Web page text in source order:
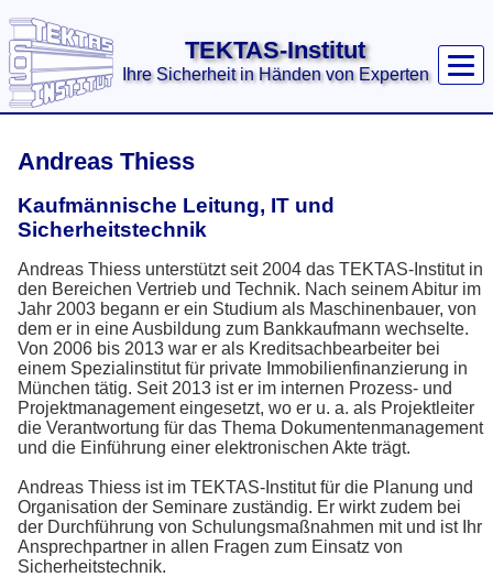
TEKTAS-Institut
Ihre Sicherheit in Händen von Experten
Home
Unsere Leistungen
Privatgutachten
Detektivausbildung
Fachkräfte für Schutz und
Sicherheit
Ermittlungen wegen
Diebstahlsverdacht
Seminare und Vorträge
Inhouse-Schulungen
Wissenstest
Bücher
Referenzen
Andreas Thiess
Kaufmännische Leitung, IT und
Sicherheitstechnik
Andreas Thiess unterstützt seit 2004 das TEKTAS-Institut in
den Bereichen Vertrieb und Technik. Nach seinem Abitur im
Jahr 2003 begann er ein Studium als Maschinenbauer, von
dem er in eine Ausbildung zum Bankkaufmann wechselte.
Von 2006 bis 2013 war er als Kreditsachbearbeiter bei
einem Spezialinstitut für private Immobilienfinanzierung in
München tätig. Seit 2013 ist er im internen Prozess- und
Projektmanagement eingesetzt, wo er u. a. als Projektleiter
die Verantwortung für das Thema Dokumentenmanagement
und die Einführung einer elektronischen Akte trägt.
Andreas Thiess ist im TEKTAS-Institut für die Planung und
Organisation der Seminare zuständig. Er wirkt zudem bei
der Durchführung von Schulungsmaßnahmen mit und ist Ihr
Ansprechpartner in allen Fragen zum Einsatz von
Sicherheitstechnik.